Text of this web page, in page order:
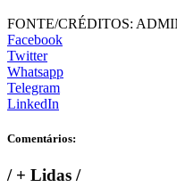
FONTE/CRÉDITOS:
Facebook
Twitter
Whatsapp
Telegram
LinkedIn
Comentários:
/+ Lidas /